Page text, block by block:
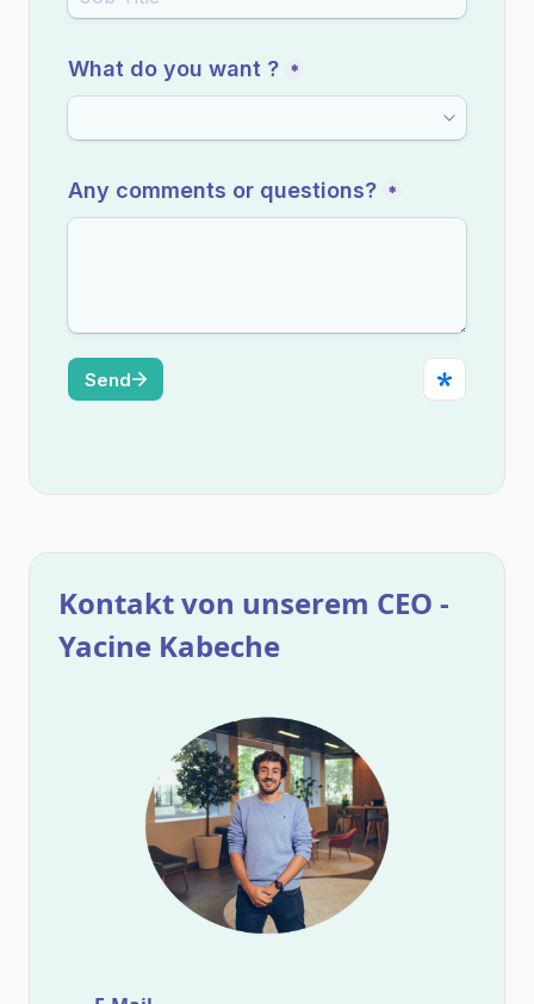
Kontakt von unserem CEO -
Yacine Kabeche